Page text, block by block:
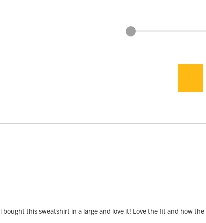
this sweatshirt in a large and love it! Love the fit and how